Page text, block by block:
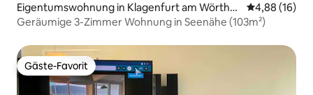
Eigentumswohnung in Klagenfurt am Wörther
see
4,88 (16)
Geräumige 3-Zimmer Wohnung in Seenähe (103m²)
Gäste-Favorit
Gäste-Favorit